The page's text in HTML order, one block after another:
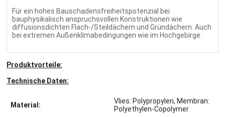
Für ein hohes Bauschadensfreiheitspotenzial bei
bauphysikalisch anspruchsvollen Konstruktionen wie
diffusionsdichten Flach-/Steildächern und Gründächern. Auch
bei extremen Außenklimabedingungen wie im Hochgebirge.
Produktvorteile:
Technische Daten:
Material:
Vlies: Polypropylen, Membran:
Polyethylen-Copolymer